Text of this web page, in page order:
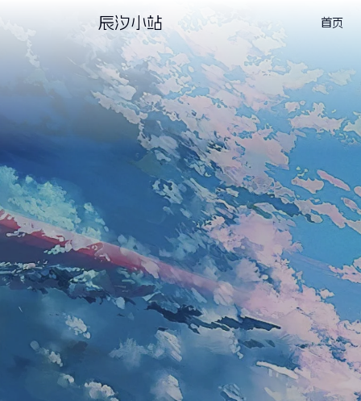
辰汐小站 首页